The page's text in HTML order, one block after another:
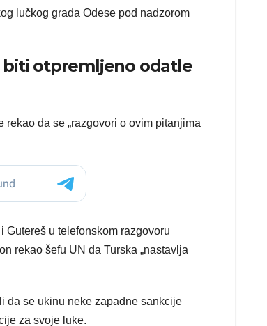
lučkog grada Odese pod nadzorom
biti otpremljeno odatle
da se „razgovori o ovim pitanjima
u telefonskom razgovoru
rekao šefu UN da Turska „nastavlja
da se ukinu neke zapadne sankcije
za svoje luke.